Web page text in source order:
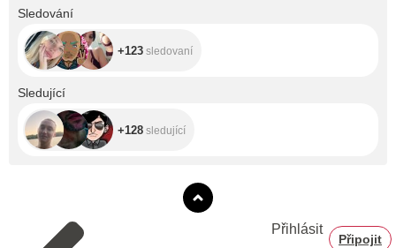
Sledování
+123 sledovaní
Sledující
+128 sledující
Přihlásit
Připojit